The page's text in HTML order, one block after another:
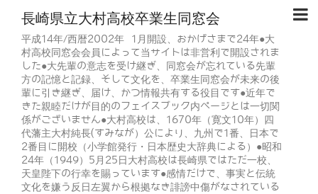
長崎県立大村高校卒業生同窓会
平成14年/西暦2002年 1月開設、おかげさまで24年●大
村高校同窓会会員によって当サイトは非営利で開設されま
した●大先輩の意志を受け継ぎ、同窓会が忘れている先輩
方の記憶と記録、そして文化を、卒業生同窓会が未来の後
輩に引き継ぎ、届け、かつ情報共有する役目です●近年で
きた親睦だけが目的のフェイスブック内ページとは一切関
係がございません●大村高校は、1670年（寛文10年）四
代藩主大村純長(すみなが）公により、九州で1番、日本で
2番目に開校（小学館発行・日本歴史大辞典による）●昭和
24年（1949）5月25日大村高校は長崎県ではただ一校、
天皇陛下の行幸を賜っています●感情だけで、事実と伝統
文化を嫌う反日左翼から根拠なき誹謗中傷がなされている